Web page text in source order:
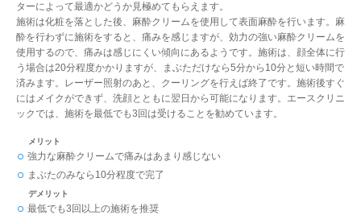
ターによって最適かどうか見極めてもらえます。
施術は化粧を落とした後、麻酔クリームを使用して表面麻酔を行います。麻
酔を行わずに施術をすると、痛みを感じますが、効力の強い麻酔クリームを
使用するので、痛みは感じにくい傾向にあるようです。施術は、顔全体に行
う場合は20分程度かかりますが、まぶただけなら5分から10分と短い時間で
済みます。レーザー照射のあと、クーリングを行えば終了です。施術後すぐ
にはメイクができず、洗顔とともに翌日から可能になります。エースクリニ
ックでは、施術を最低でも3回は受けることを勧めています。
メリット
強力な麻酔クリームで痛みはあまり感じない
まぶたのみなら10分程度で完了
デメリット
最低でも3回以上の施術を推奨